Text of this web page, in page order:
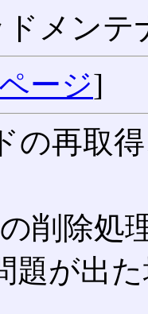
メンテ
ージ]
の再取
の削除
題が出